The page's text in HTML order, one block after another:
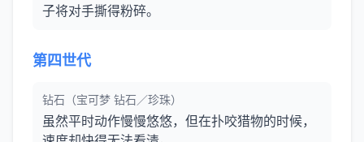
子将对手撕得粉碎。
第四世代
钻石（宝可梦 钻石／珍珠）
虽然平时动作慢慢悠悠，但在扑咬猎物的时候，